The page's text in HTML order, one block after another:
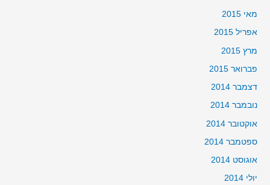
מאי 2015
אפריל 2015
מרץ 2015
פברואר 2015
דצמבר 2014
נובמבר 2014
אוקטובר 2014
ספטמבר 2014
אוגוסט 2014
יולי 2014